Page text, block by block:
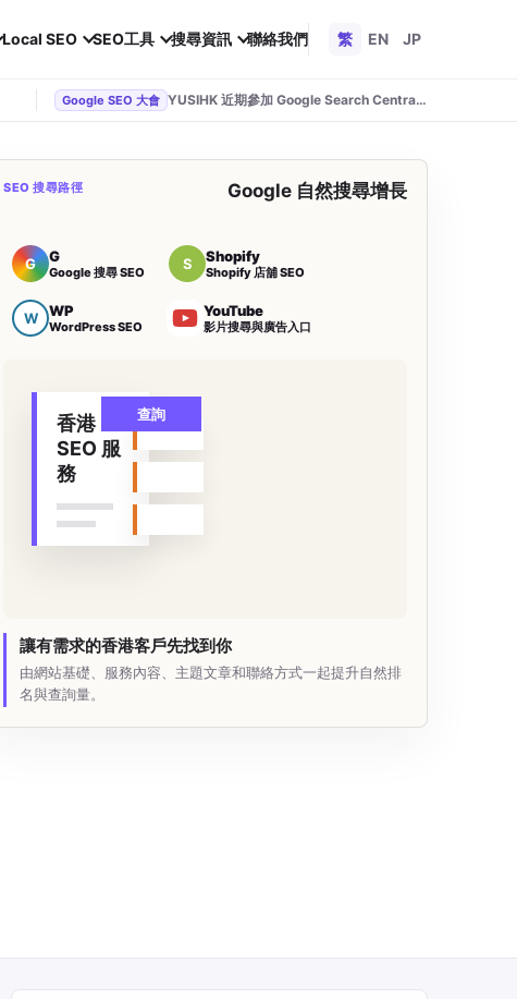
Local SEO SEO工具 搜尋資訊 聯絡我們 繁 EN JP
Google SEO 大會 YUSIHK 近期參加 Google Search Central Live
SEO 搜尋路徑 Google 自然搜尋增長
G G
Google 搜尋 SEO S Shopify
Shopify 店舖 SEO
W WP
WordPress SEO
YouTube
影片搜尋與廣告入口
香港
SEO 服
務
查詢
讓有需求的香港客戶先找到你
由網站基礎、服務內容、主題文章和聯絡方式一起提升自然排
名與查詢量。